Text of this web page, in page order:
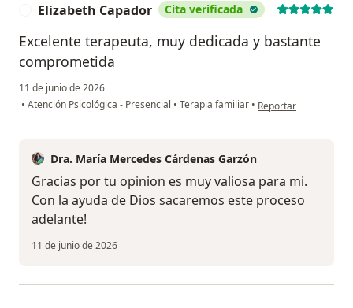
Elizabeth Capador Cita verificada
Excelente terapeuta, muy dedicada y bastante
comprometida
11 de junio de 2026
• Atención Psicológica - Presencial • Terapia familiar • en opinión del
Reportar
Dra. María Mercedes Cárdenas Garzón
Gracias por tu opinion es muy valiosa para mi.
Con la ayuda de Dios sacaremos este proceso
adelante!
11 de junio de 2026